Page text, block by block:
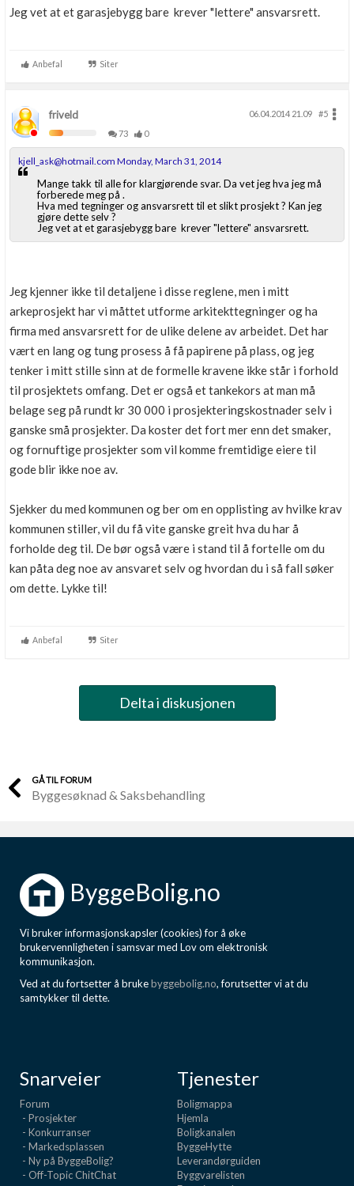
Jeg vet at et garasjebygg bare krever "lettere" ansvarsrett.
Anbefal Siter
friveld 06.04.2014 21.09
#5
73
0
kjell_ask@hotmail.com Monday, March 31, 2014
Mange takk til alle for klargjørende svar. Da vet jeg hva jeg må
forberede meg på .
Hva med tegninger og ansvarsrett til et slikt prosjekt ? Kan jeg
gjøre dette selv ?
Jeg vet at et garasjebygg bare krever "lettere" ansvarsrett.
Jeg kjenner ikke til detaljene i disse reglene, men i mitt
arkeprosjekt har vi måttet utforme arkitekttegninger og ha
firma med ansvarsrett for de ulike delene av arbeidet. Det har
vært en lang og tung prosess å få papirene på plass, og jeg
tenker i mitt stille sinn at de formelle kravene ikke står i forhold
til prosjektets omfang. Det er også et tankekors at man må
belage seg på rundt kr 30 000 i prosjekteringskostnader selv i
ganske små prosjekter. Da koster det fort mer enn det smaker,
og fornuftige prosjekter som vil komme fremtidige eiere til
gode blir ikke noe av.
Sjekker du med kommunen og ber om en opplisting av hvilke krav
kommunen stiller, vil du få vite ganske greit hva du har å
forholde deg til. De bør også være i stand til å fortelle om du
kan påta deg noe av ansvaret selv og hvordan du i så fall søker
om dette. Lykke til!
Anbefal Siter
Delta i diskusjonen
GÅ TIL FORUM
Byggesøknad & Saksbehandling
ByggeBolig.no
Vi bruker informasjonskapsler (cookies) for å øke
brukervennligheten i samsvar med Lov om elektronisk
kommunikasjon.
Ved at du fortsetter å brukebyggebolig.no, forutsetter vi at du
samtykker til dette.
Snarveier
Forum
- Prosjekter
- Konkurranser
- Markedsplassen
- Ny på ByggeBolig?
- Off-Topic ChitChat
Tjenester
Boligmappa
Hjemla
Boligkanalen
ByggeHytte
Leverandørguiden
Byggvarelisten